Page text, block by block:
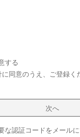
する
に同意のうえ、ご登録く
次へ
な認証コードをメールに